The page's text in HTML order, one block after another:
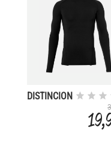
DISTINCION